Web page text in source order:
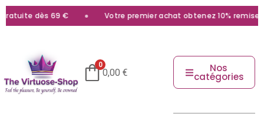
dès 69 € Votre premier achat obtenez 10% remise
0
0,00 € Nos
catégories